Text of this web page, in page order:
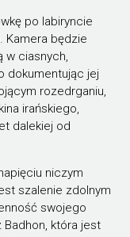
po labiryncie
Kamera będzie
w ciasnych,
dokumentując jej
rozedrganiu,
irańskiego,
dalekiej od
niczym
szalenie zdolnym
swojego
Badhon, która jest